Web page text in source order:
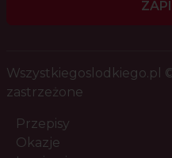
Wszystkiegoslodkiego.pl
zastrzeżone
Przepisy
Okazje